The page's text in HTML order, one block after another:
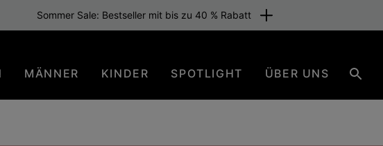
Sommer Sale: Bestseller mit bis zu 40 % Rabatt
MÄNNER KINDER SPOTLIGHT ÜBER UNS